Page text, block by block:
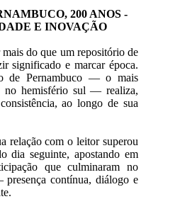
200 ANOS -
E INOVAÇÃO
do que um repositório de
significado e marcar época.
de Pernambuco — o mais
no hemisfério sul — realiza,
ao longo de sua
relação com o leitor superou
dia seguinte, apostando em
que culminaram no
contínua, diálogo e